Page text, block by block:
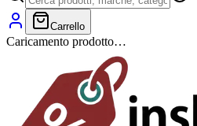
Carrello
Caricamento prodotto…